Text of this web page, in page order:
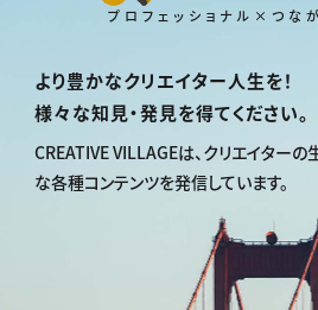
プロフェッショナル×つな
より豊かなクリエイター人生を！
様々な知見・発見を得てください。
CREATIVE VILLAGEは、 クリエイターの
な各種コンテンツを発信しています。